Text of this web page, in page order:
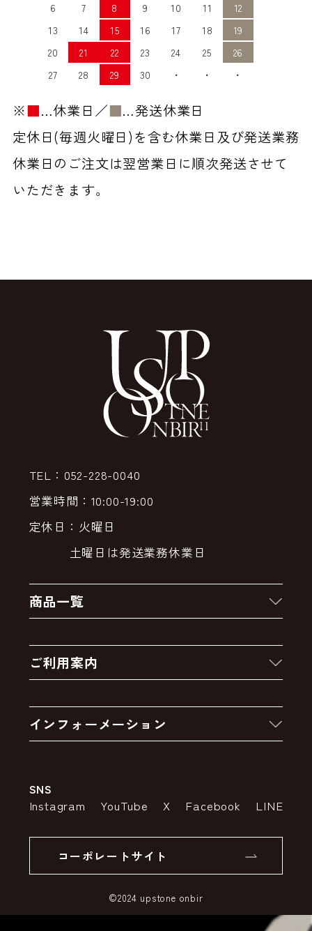
6
7 8 9 10 11
12
13
14 15 16 17 18
19
20
21 22 23 24 25
26
27
28 29 30 ・ ・ ・
※■…休業日／■…発送休業日
定休日(毎週火曜日)を含む休業日及び発送業務
休業日のご注文は翌営業日に順次発送させて
いただきます。
TEL：052-228-0040
営業時間：10:00-19:00
定休日：火曜日
土曜日は発送業務休業日
商品一覧
クーポン
卸販売・大量注文
アウトレットセール
ご利用案内
お支払いについて
インフォーメーション
特定商取引法の表示
SSLサーバー証明書とは
SNS
Instagram YouTube X Facebook LINE
コーポレートサイト
©2024 upstone onbir